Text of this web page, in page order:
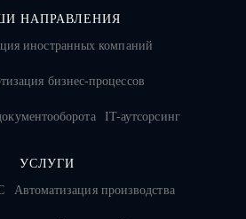
НАПРАВЛЕНИЯ
иностранных компаний
бизнес-процессов
IT-аутсорсинг
УСЛУГИ
Автоматизация производства